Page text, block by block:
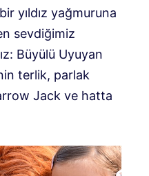
yıldız yağmuruna
sevdiğimiz
Büyülü Uyuyan
terlik, parlak
Jack ve hatta